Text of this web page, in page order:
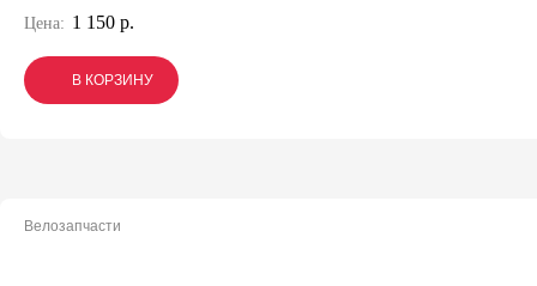
Цена: 1 150 р.
В КОРЗИНУ
В КОРЗИНУ
В КОРЗИНУ
Велозапчасти